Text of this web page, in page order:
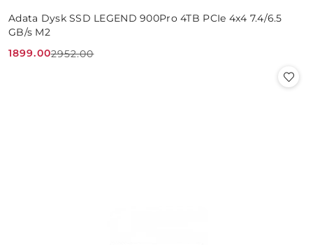
Adata Dysk SSD LEGEND 900Pro 4TB PCIe 4x4 7.4/6.5
GB/s M2
Cena
1899.00
Cena
2952.00